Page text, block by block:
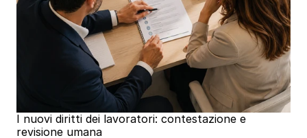
I nuovi diritti dei lavoratori: contestazione e
revisione umana